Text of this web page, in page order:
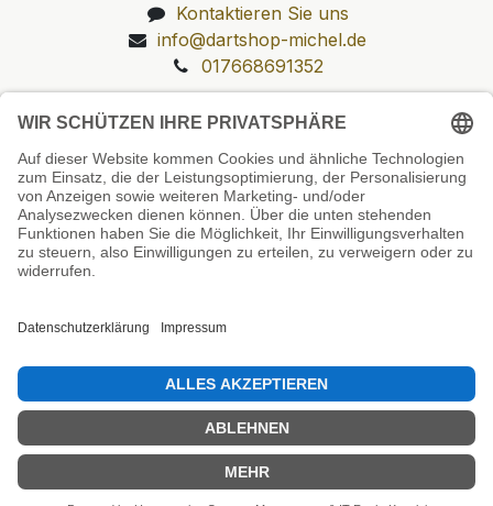
Kontaktieren Sie uns
info@dartshop-michel.de
017668691352
Unsere Prüfsiegel